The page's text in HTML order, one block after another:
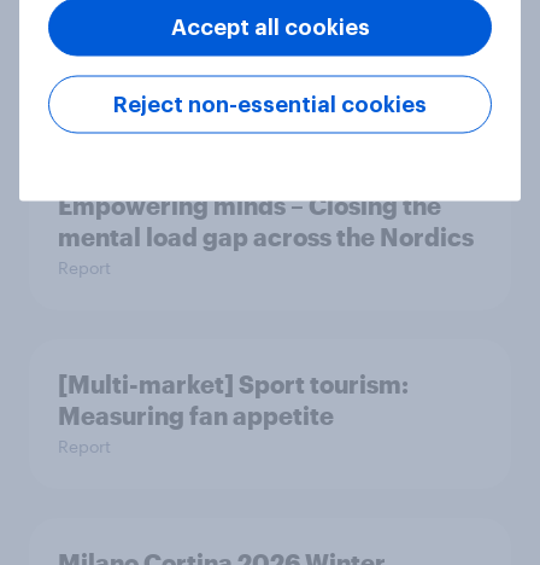
Women’s cricket takes centre stage
Article
Empowering minds – Closing the
mental load gap across the Nordics
Report
[Multi-market] Sport tourism:
Measuring fan appetite
Report
Reject non-essential cookies
Accept all cookies